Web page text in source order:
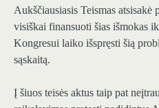
Aukščiausiasis Teismas
visiškai finansuoti šias išmokas
Kongresui laiko išspręsti šią
sąskaitą.
Į šiuos teisės aktus taip pat